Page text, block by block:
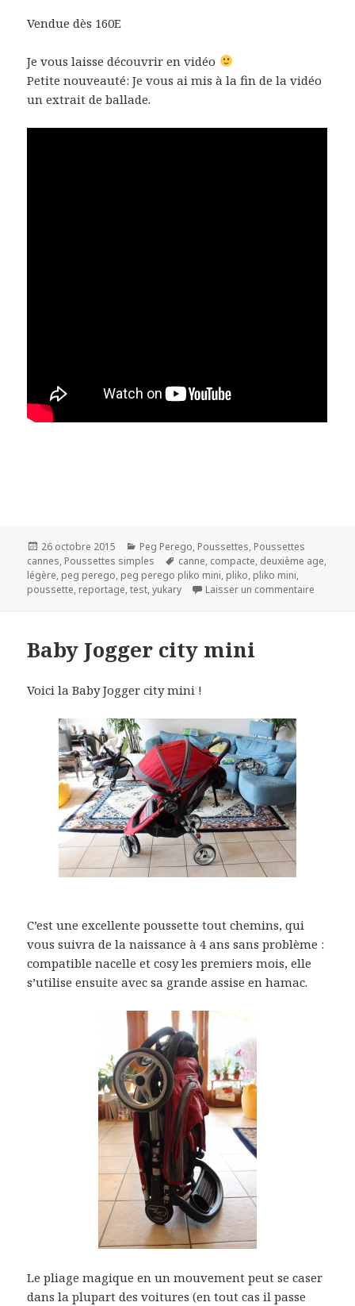
Vendue dès 160E
Je vous laisse découvrir en vidéo
Petite nouveauté: Je vous ai mis à la fin de la vidéo
un extrait de ballade.
Publié
le
26 octobre 2015 Catégories
Peg Perego, Poussettes, Poussettes
cannes, Poussettes simples
Mots-
clés
canne, compacte, deuxième age,
légère, peg perego, peg perego pliko mini, pliko, pliko mini,
poussette, reportage,test,yukary Laisser un commentaire
Baby Jogger city mini
Voici la Baby Jogger city mini !
C’est une excellente poussette tout chemins, qui
vous suivra de la naissance à 4 ans sans problème :
compatible nacelle et cosy les premiers mois, elle
s’utilise ensuite avec sa grande assise en hamac.
Le pliage magique en un mouvement peut se caser
dans la plupart des voitures (en tout cas il passe